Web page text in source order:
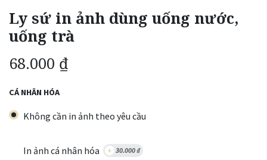
Ly sứ in ảnh dùng uống nước,
uống trà
68.000 ₫
CÁ NHÂN HÓA
Không cần in ảnh theo yêu cầu
In ảnh cá nhân hóa + 30.000₫